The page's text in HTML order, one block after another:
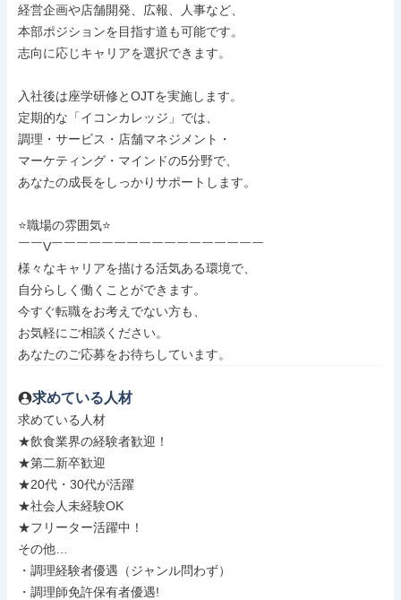
経営企画や店舗開発、広報、人事など、
本部ポジションを目指す道も可能です。
志向に応じキャリアを選択できます。
入社後は座学研修とOJTを実施します。
定期的な「イコンカレッジ」では、
調理・サービス・店舗マネジメント・
マーケティング・マインドの5分野で、
あなたの成長をしっかりサポートします。
⭐職場の雰囲気⭐
￣￣V￣￣￣￣￣￣￣￣￣￣￣￣￣￣￣￣￣
様々なキャリアを描ける活気ある環境で、
自分らしく働くことができます。
今すぐ転職をお考えでない方も、
お気軽にご相談ください。
あなたのご応募をお待ちしています。
求めている人材
求めている人材
★飲食業界の経験者歓迎！
★第二新卒歓迎
★20代・30代が活躍
★社会人未経験OK
★フリーター活躍中！
その他…
・調理経験者優遇（ジャンル問わず）
・調理師免許保有者優遇!